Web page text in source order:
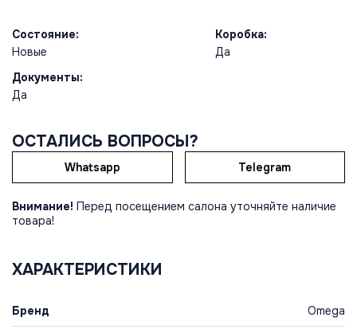
Состояние:
Новые
Коробка:
Да
Документы:
Да
ОСТАЛИСЬ ВОПРОСЫ?
Whatsapp Telegram
Внимание! Перед посещением салона уточняйте наличие
товара!
ХАРАКТЕРИСТИКИ
Бренд Omega